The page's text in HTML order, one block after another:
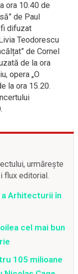
ora 10.40 de
de Paul
fi difuzat
Teodorescu
de Cornel
de la ora
opera „O
la ora 15.20.
urmărește
flux editorial.
a Arhitecturii în
cel mai bun
105 milioane